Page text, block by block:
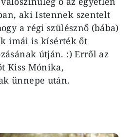
aki Istennek szentelt
a régi szülésznő (bába)
imái is kísérték őt
útján. :) Erről az
Kiss Mónika,
ünnepe után.